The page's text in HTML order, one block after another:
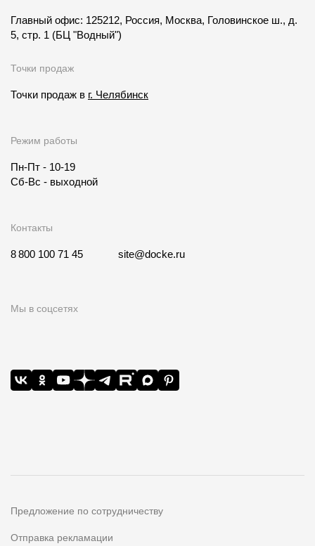
Главный офис: 125212, Россия, Москва, Головинское ш., д.
5, стр. 1 (БЦ "Водный")
Точки продаж
Точки продаж в г. Челябинск
Режим работы
Пн-Пт - 10-19
Сб-Вс - выходной
Контакты
8 800 100 71 45 site@docke.ru
Мы в соцсетях
Предложение по сотрудничеству
Отправка рекламации